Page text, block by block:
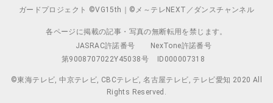
ガードプロジェクト ©VG15th｜©メ～テレNEXT／ダンスチャンネル
各ページに掲載の記事・写真の無断転用を禁じます。
JASRAC許諾番号
NexTone許諾番号
第9008707022Y45038号
ID000007318
©東海テレビ, 中京テレビ, CBCテレビ, 名古屋テレビ, テレビ愛知 2020 All
Rights Reserved.